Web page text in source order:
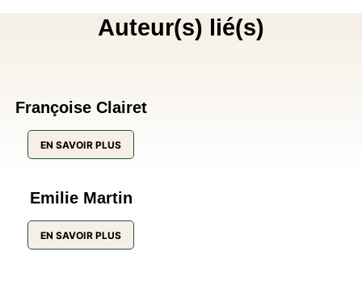
Auteur(s) lié(s)
Françoise Clairet
EN SAVOIR PLUS
Emilie Martin
EN SAVOIR PLUS